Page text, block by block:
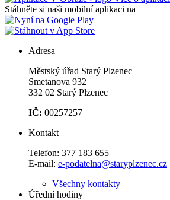
Stáhněte si naši mobilní aplikaci na
Adresa
Městský úřad Starý Plzenec
Smetanova 932
332 02 Starý Plzenec
IČ: 00257257
Kontakt
Telefon: 377 183 655
E-mail: e-podatelna@staryplzenec.cz
Všechny kontakty
Úřední hodiny